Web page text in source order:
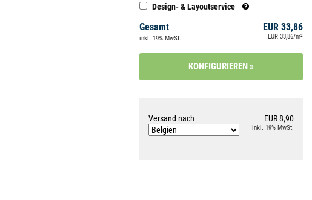
Design- & Layoutservice
Gesamt
inkl. 19% MwSt.
EUR 33,86
EUR 33,86/m²
Versand nach EUR 8,90
inkl. 19% MwSt.